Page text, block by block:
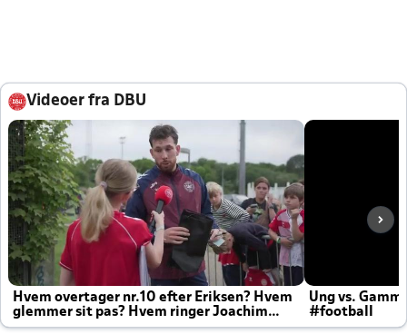
Videoer fra DBU
Hvem overtager nr.10 efter Eriksen? Hvem
glemmer sit pas? Hvem ringer Joachim
altid til efter kampe?
Ung vs.
#football